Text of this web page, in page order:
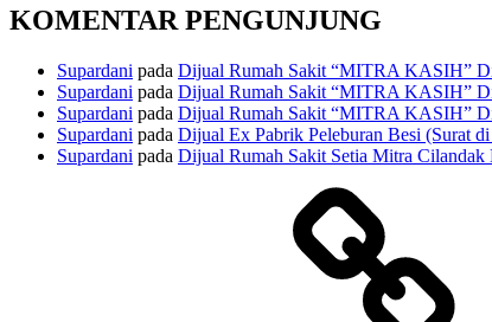
KOMENTAR PENGUNJUNG
Supardani pada Dijual Rumah Sakit “MITRA KASIH”
Supardani pada Dijual Rumah Sakit “MITRA KASIH”
Supardani pada Dijual Rumah Sakit “MITRA KASIH”
Supardani pada Dijual Ex Pabrik Peleburan Besi (Surat
Supardani pada Dijual Rumah Sakit Setia Mitra Cilandak